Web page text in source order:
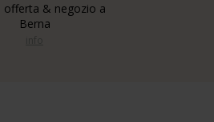
offerta & negozio a
Berna